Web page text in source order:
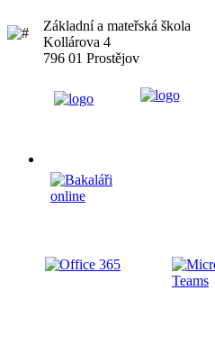
Základní a mateřská škola
Kollárova 4
796 01 Prostějov